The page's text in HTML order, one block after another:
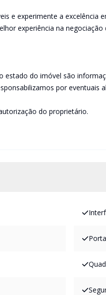
e experimente a excelência
experiência na negociação
estado do imóvel são
por eventuais
do proprietário.